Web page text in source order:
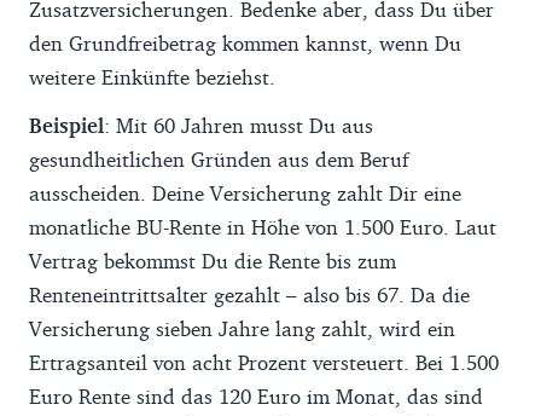
Zusatzversicherungen. Bedenke aber, dass Du über
den Grundfreibetrag kommen kannst, wenn Du
weitere Einkünfte beziehst.
Beispiel: Mit 60 Jahren musst Du aus
gesundheitlichen Gründen aus dem Beruf
ausscheiden. Deine Versicherung zahlt Dir eine
monatliche BU-Rente in Höhe von 1.500 Euro. Laut
Vertrag bekommst Du die Rente bis zum
Renteneintrittsalter gezahlt – also bis 67. Da die
Versicherung sieben Jahre lang zahlt, wird ein
Ertragsanteil von acht Prozent versteuert. Bei 1.500
Euro Rente sind das 120 Euro im Monat, das sind